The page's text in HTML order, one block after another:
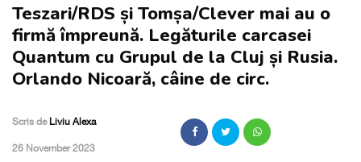
Teszari/RDS și Tomșa/Clever mai au o
firmă împreună. Legăturile carcasei
Quantum cu Grupul de la Cluj și Rusia.
Orlando Nicoară, câine de circ.
Scris de Liviu Alexa
,26 November 2023